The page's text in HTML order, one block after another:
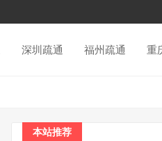
深圳疏通 福州疏通 重
本站推荐